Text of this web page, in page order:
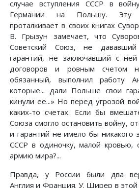
случае вступления СССР в
Германии на Польшу. Эту
проталкивает в своих книгах
В. Грызун замечает, что
Советский Союз, не
гарантий, не заключавший с
договоров и ровным счетом
обязанный, выполнил работу
которые... дали Польше свои
кинули ее...» Но перед угрозой
каких-то счетах. Если бы
Союза смогло остановить войну,
и гарантий не имело бы никакого
СССР в одиночку, малой кровью,
армию мира?...
Правда, у России были два
Англия и Франция. У. Ширер в этой